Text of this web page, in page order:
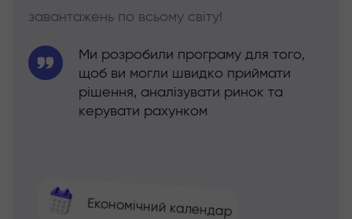
завантажень по всьому світу!
Економічний календар
Ми розробили програму для того,
щоб ви могли швидко приймати
рішення, аналізувати ринок та
керувати рахунком